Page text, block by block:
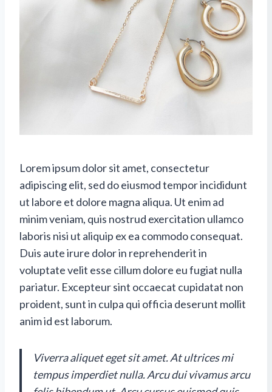
Lorem ipsum dolor sit amet, consectetur
adipiscing elit, sed do eiusmod tempor incididunt
ut labore et dolore magna aliqua. Ut enim ad
minim veniam, quis nostrud exercitation ullamco
laboris nisi ut aliquip ex ea commodo consequat.
Duis aute irure dolor in reprehenderit in
voluptate velit esse cillum dolore eu fugiat nulla
pariatur. Excepteur sint occaecat cupidatat non
proident, sunt in culpa qui officia deserunt mollit
anim id est laborum.
Viverra aliquet eget sit amet. At ultrices mi
tempus imperdiet nulla. Arcu dui vivamus arcu